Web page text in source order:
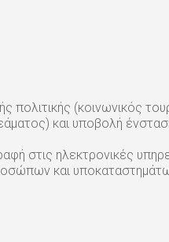
(κοινωνικός
και υποβολή
στις ηλεκτρονικές
και